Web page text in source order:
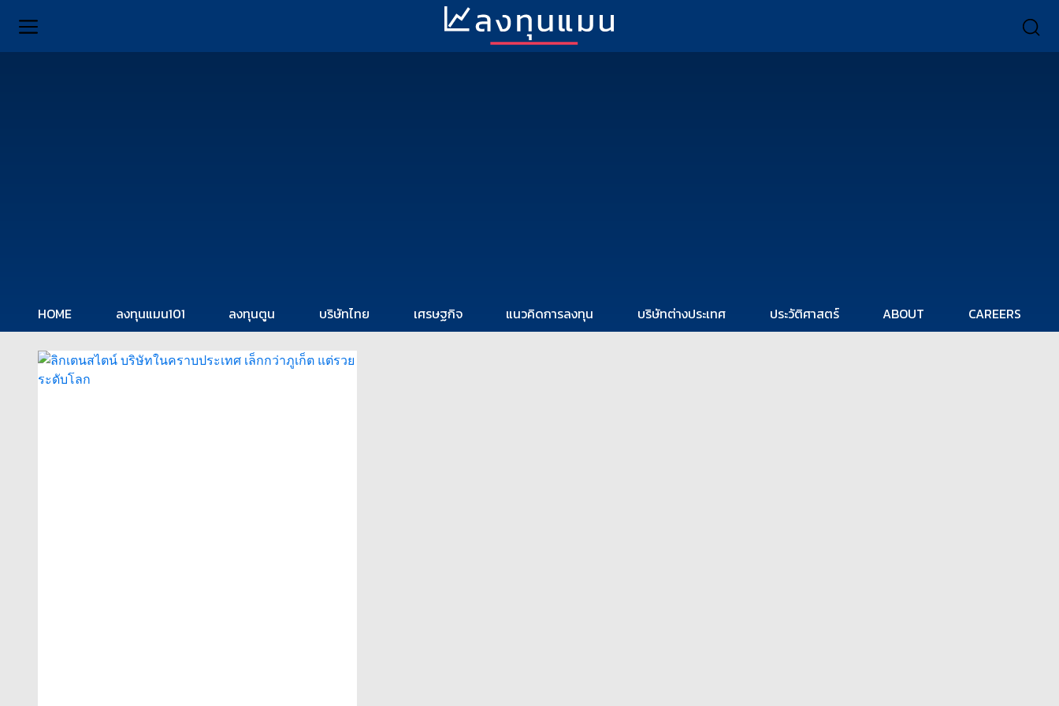
HOME ลงทุนแมน101 ลงทุนตูน บริษัทไทย เศรษฐกิจ แนวคิดการลงทุน บริษัทต่างประเทศ ประวัติศาสตร์ ABOUT CAREERS